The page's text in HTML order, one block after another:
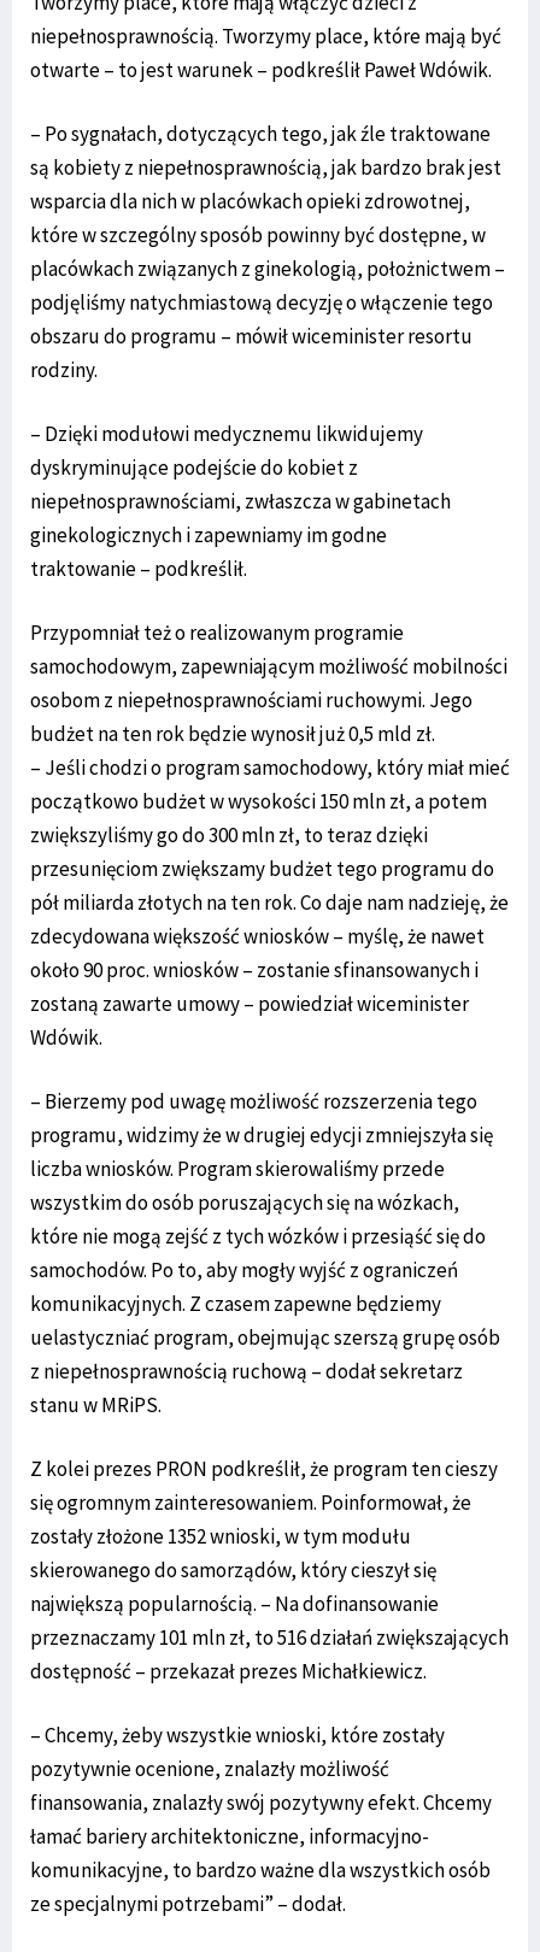
niepełnosprawnością. Tworzymy place, które mają być
otwarte – to jest warunek – podkreślił Paweł Wdówik.
– Po sygnałach, dotyczących tego, jak źle traktowane
są kobiety z niepełnosprawnością, jak bardzo brak jest
wsparcia dla nich w placówkach opieki zdrowotnej,
które w szczególny sposób powinny być dostępne, w
placówkach związanych z ginekologią, położnictwem –
podjęliśmy natychmiastową decyzję o włączenie tego
obszaru do programu – mówił wiceminister resortu
rodziny.
– Dzięki modułowi medycznemu likwidujemy
dyskryminujące podejście do kobiet z
niepełnosprawnościami, zwłaszcza w gabinetach
ginekologicznych i zapewniamy im godne
traktowanie – podkreślił.
Przypomniał też o realizowanym programie
samochodowym, zapewniającym możliwość mobilności
osobom z niepełnosprawnościami ruchowymi. Jego
budżet na ten rok będzie wynosił już 0,5 mld zł.
– Jeśli chodzi o program samochodowy, który miał mieć
początkowo budżet w wysokości 150 mln zł, a potem
zwiększyliśmy go do 300 mln zł, to teraz dzięki
przesunięciom zwiększamy budżet tego programu do
pół miliarda złotych na ten rok. Co daje nam nadzieję, że
zdecydowana większość wniosków – myślę, że nawet
około 90 proc. wniosków – zostanie sfinansowanych i
zostaną zawarte umowy – powiedział wiceminister
Wdówik.
– Bierzemy pod uwagę możliwość rozszerzenia tego
programu, widzimy że w drugiej edycji zmniejszyła się
liczba wniosków. Program skierowaliśmy przede
wszystkim do osób poruszających się na wózkach,
które nie mogą zejść z tych wózków i przesiąść się do
samochodów. Po to, aby mogły wyjść z ograniczeń
komunikacyjnych. Z czasem zapewne będziemy
uelastyczniać program, obejmując szerszą grupę osób
z niepełnosprawnością ruchową – dodał sekretarz
stanu w MRiPS.
Z kolei prezes PRON podkreślił, że program ten cieszy
się ogromnym zainteresowaniem. Poinformował, że
zostały złożone 1352 wnioski, w tym modułu
skierowanego do samorządów, który cieszył się
największą popularnością. – Na dofinansowanie
przeznaczamy 101 mln zł, to 516 działań zwiększających
dostępność – przekazał prezes Michałkiewicz.
– Chcemy, żeby wszystkie wnioski, które zostały
pozytywnie ocenione, znalazły możliwość
finansowania, znalazły swój pozytywny efekt. Chcemy
łamać bariery architektoniczne, informacyjno-
komunikacyjne, to bardzo ważne dla wszystkich osób
ze specjalnymi potrzebami” – dodał.